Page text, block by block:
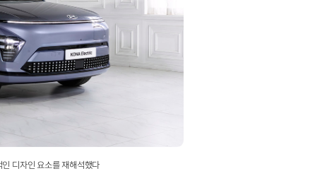
디자인 요소를 재해석했다